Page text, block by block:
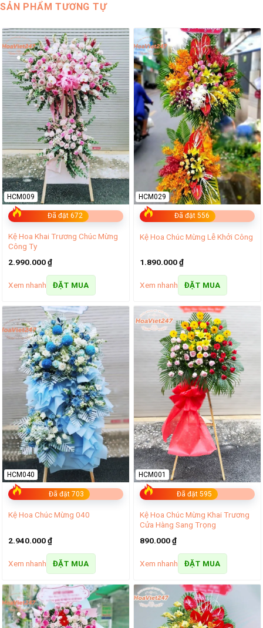
SẢN PHẨM TƯƠNG TỰ
Đã đặt 672
HCM009
Kệ Hoa Khai Trương Chúc Mừng
Công Ty
2.990.000₫
Xem nhanh ĐẶT MUA
Đã đặt 556
HCM029
Kệ Hoa Chúc Mừng Lễ Khởi Công
1.890.000₫
Xem nhanh ĐẶT MUA
Đã đặt 703
HCM040
Kệ Hoa Chúc Mừng 040
2.940.000₫
Xem nhanh ĐẶT MUA
Đã đặt 595
HCM001
Kệ Hoa Chúc Mừng Khai Trương
Cửa Hàng Sang Trọng
890.000₫
Xem nhanh ĐẶT MUA